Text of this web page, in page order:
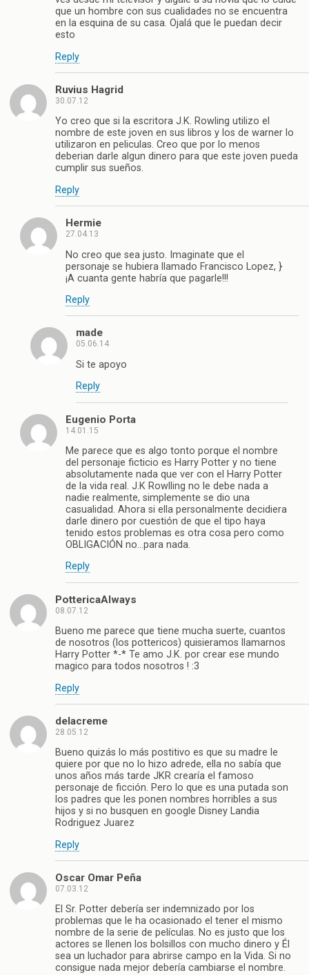
que un hombre con sus cualidades no se encuentra
en la esquina de su casa. Ojalá que le puedan decir
esto
Reply
Ruvius Hagrid
30.07.12
Yo creo que si la escritora J.K. Rowling utilizo el
nombre de este joven en sus libros y los de warner lo
utilizaron en peliculas. Creo que por lo menos
deberian darle algun dinero para que este joven pueda
cumplir sus sueños.
Reply
Hermie
27.04.13
No creo que sea justo. Imaginate que el
personaje se hubiera llamado Francisco Lopez, }
¡A cuanta gente habría que pagarle!!!
Reply
made
05.06.14
Si te apoyo
Reply
Eugenio Porta
14.01.15
Me parece que es algo tonto porque el nombre
del personaje ficticio es Harry Potter y no tiene
absolutamente nada que ver con el Harry Potter
de la vida real. J.K Rowlling no le debe nada a
nadie realmente, simplemente se dio una
casualidad. Ahora si ella personalmente decidiera
darle dinero por cuestión de que el tipo haya
tenido estos problemas es otra cosa pero como
OBLIGACIÓN no…para nada.
Reply
PottericaAlways
08.07.12
Bueno me parece que tiene mucha suerte, cuantos
de nosotros (los pottericos) quisieramos llamarnos
Harry Potter *-* Te amo J.K. por crear ese mundo
magico para todos nosotros ! :3
Reply
delacreme
28.05.12
Bueno quizás lo más postitivo es que su madre le
quiere por que no lo hizo adrede, ella no sabía que
unos años más tarde JKR crearía el famoso
personaje de ficción. Pero lo que es una putada son
los padres que les ponen nombres horribles a sus
hijos y si no busquen en google Disney Landia
Rodriguez Juarez
Reply
Oscar Omar Peña
07.03.12
El Sr. Potter debería ser indemnizado por los
problemas que le ha ocasionado el tener el mismo
nombre de la serie de películas. No es justo que los
actores se llenen los bolsillos con mucho dinero y Él
sea un luchador para abrirse campo en la Vida. Si no
consigue nada mejor debería cambiarse el nombre.